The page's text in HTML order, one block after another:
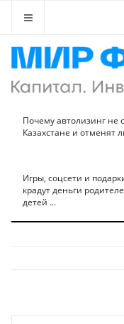
Почему автолизинг не
Казахстане и отменят
Игры, соцсети и
крадут деньги
детей ...